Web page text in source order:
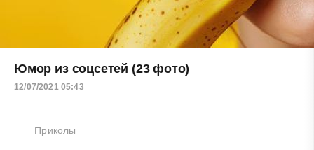
Юмор из соцсетей (23 фото)
12/07/2021 05:43
Приколы